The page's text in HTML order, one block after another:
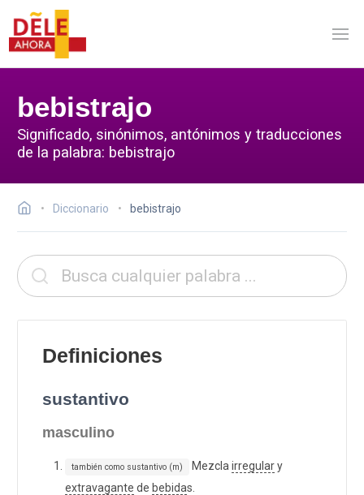
bebistrajo
Significado, sinónimos, antónimos y traducciones
de la palabra: bebistrajo
Diccionario bebistrajo
Definiciones
sustantivo
masculino
también como sustantivo (m) Mezcla irregulary
extravagante de bebidas.